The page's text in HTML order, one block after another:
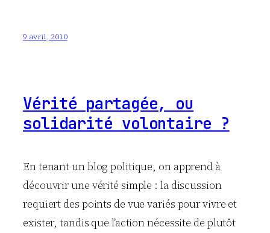
9 avril, 2010
Vérité partagée, ou
solidarité volontaire ?
En tenant un blog politique, on apprend à
découvrir une vérité simple : la discussion
requiert des points de vue variés pour vivre et
exister, tandis que l’action nécessite de plutôt